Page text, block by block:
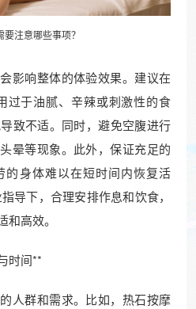
要注意哪些事项？
影响整体的体验效果。建议在
过于油腻、辛辣或刺激性的食
致不适。同时，避免空腹进行
晕等现象。此外，保证充足的
的身体难以在短时间内恢复活
导下，合理安排作息和饮食，
高效。
时间**
人群和需求。比如，热石按摩